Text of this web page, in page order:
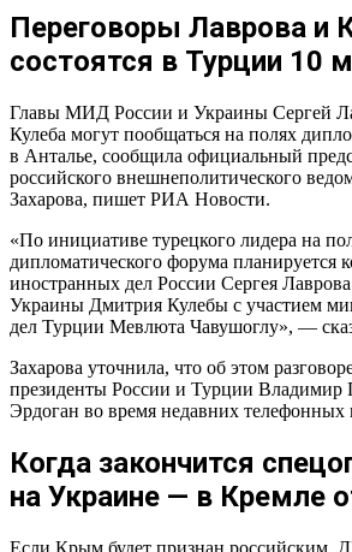
Переговоры Лаврова и
состоятся в Турции 10
Главы МИД России и Украины Сергей
Кулеба могут пообщаться на полях
в Анталье, сообщила официальный
российского внешнеполитического
Захарова, пишет РИА Новости.
«По инициативе турецкого лидера на
дипломатического форума планируется
иностранных дел России Сергея
Украины Дмитрия Кулебы с участием
дел Турции Мевлюта Чавушоглу», —
Захарова уточнила, что об этом
президенты России и Турции
Эрдоган во время недавних телефонных
Когда закончится
на Украине — в Кремле
Если Крым будет признан российским,